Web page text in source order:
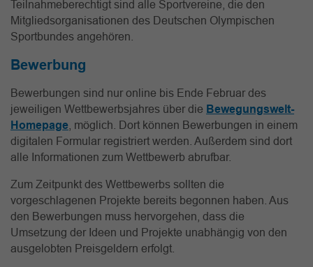
Teilnahmeberechtigt sind alle Sportvereine, die den
Mitgliedsorganisationen des Deutschen Olympischen
Sportbundes angehören.
Bewerbung
Bewerbungen sind nur online bis Ende Februar des
jeweiligen Wettbewerbsjahres über die Bewegungswelt-
Homepage , möglich. Dort können Bewerbungen in einem
digitalen Formular registriert werden. Außerdem sind dort
alle Informationen zum Wettbewerb abrufbar.
Zum Zeitpunkt des Wettbewerbs sollten die
vorgeschlagenen Projekte bereits begonnen haben. Aus
den Bewerbungen muss hervorgehen, dass die
Umsetzung der Ideen und Projekte unabhängig von den
ausgelobten Preisgeldern erfolgt.